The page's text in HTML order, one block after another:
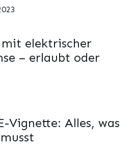
elektrischer
– erlaubt oder
Vignette: Alles, was